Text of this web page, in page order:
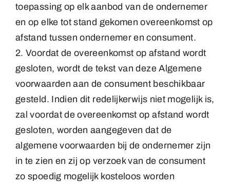
toepassing op elk aanbod van de ondernemer
en op elke tot stand gekomen overeenkomst op
afstand tussen ondernemer en consument.
2. Voordat de overeenkomst op afstand wordt
gesloten, wordt de tekst van deze Algemene
voorwaarden aan de consument beschikbaar
gesteld. Indien dit redelijkerwijs niet mogelijk is,
zal voordat de overeenkomst op afstand wordt
gesloten, worden aangegeven dat de
algemene voorwaarden bij de ondernemer zijn
in te zien en zij op verzoek van de consument
zo spoedig mogelijk kosteloos worden